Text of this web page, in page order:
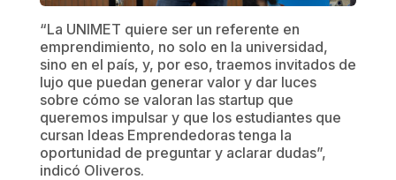
“La UNIMET quiere ser un referente en
emprendimiento, no solo en la universidad,
sino en el país, y, por eso, traemos invitados de
lujo que puedan generar valor y dar luces
sobre cómo se valoran las startup que
queremos impulsar y que los estudiantes que
cursan Ideas Emprendedoras tenga la
oportunidad de preguntar y aclarar dudas”,
indicó Oliveros.